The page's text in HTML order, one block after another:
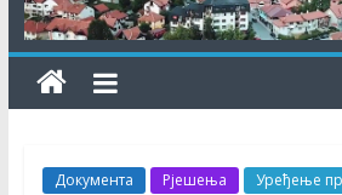
Документа Рјешења Уређење